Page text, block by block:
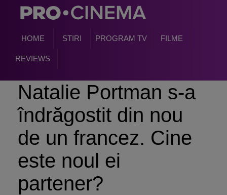
HOME STIRI PROGRAM TV FILME
REVIEWS
Natalie Portman s-a
îndrăgostit din nou
de un francez. Cine
este noul ei
partener?